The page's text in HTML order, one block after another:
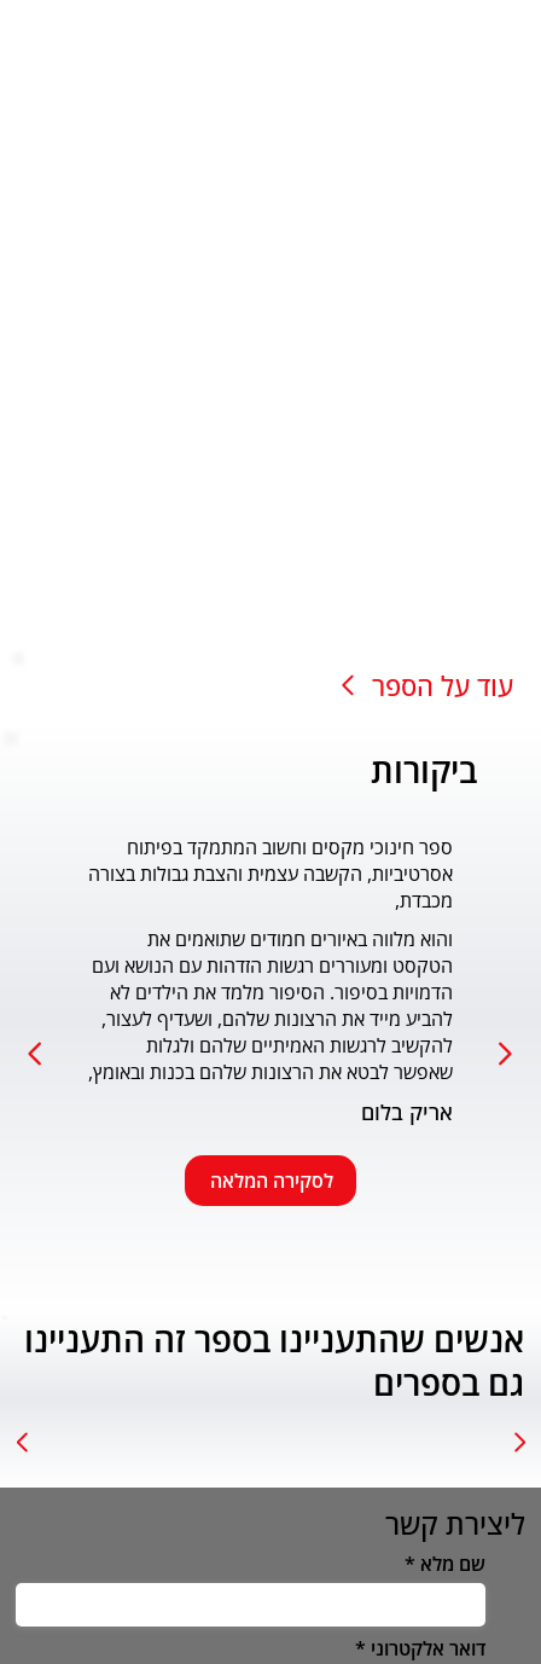
עוד על הספר
ביקורות
ספר חינוכי מקסים וחשוב המתמקד בפיתוח
אסרטיביות, הקשבה עצמית והצבת גבולות בצורה
מכבדת,
והוא מלווה באיורים חמודים שתואמים את
הדמויות בסיפור. הסיפור מלמד את הילדים לא
להקשיב לרגשות האמיתיים שלהם ולגלות
ורגשית בגובה העיניים של הילדים. מומלץ בחום.
אריק בלום
לסקירה המלאה
אנשים שהתעניינו בספר זה התעניינו
גם בספרים
ליצירת קשר
שם מלא
דואר אלקטרוני